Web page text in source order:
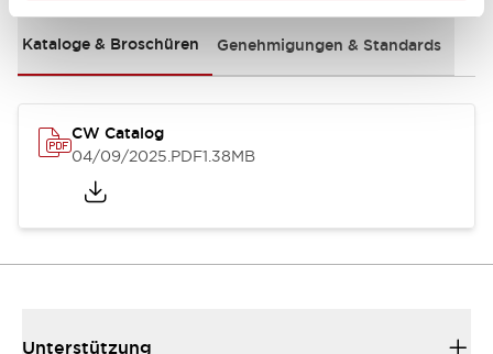
Kataloge & Broschüren Genehmigungen & Standards
CW Catalog
04/09/2025.PDF1.38MB
Unterstützung